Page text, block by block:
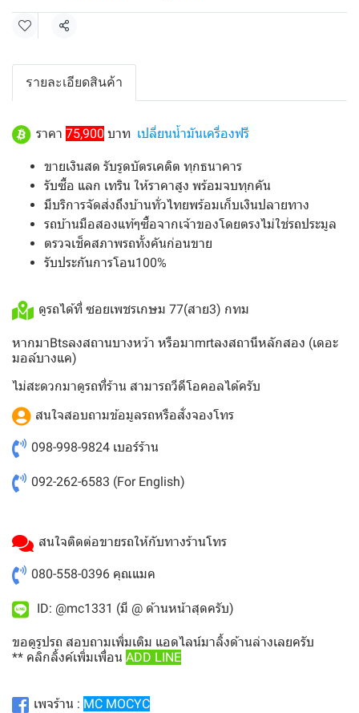
แชร์
รายละเอียดสินค้า
ราคา 75,900 บาท เปลี่ยนน้ำมันเครื่องฟรี
ขายเงินสด รับรูดบัตรเคดิต ทุกธนาคาร
รับซื้อ แลก เทริน ให้ราคาสูง พร้อมจบทุกคัน
มีบริการจัดส่งถึงบ้านทั่วไทยพร้อมเก็บเงินปลายทาง
รถบ้านมือสองแท้ๆซื้อจากเจ้าของโดยตรงไม่ใช่รถประมูล
ตรวจเช็คสภาพรถทั้งคันก่อนขาย
รับประกันการโอน100%
ดูรถได้ที่ ซอยเพชรเกษม 77(สาย3) กทม
หากมาBtsลงสถานบางหว้า หรือมาmrtลงสถานีหลักสอง (เดอะ
มอล์บางแค)
ไม่สะดวกมาดูรถที่ร้าน สามารถวีดีโอคอลได้ครับ
สนใจสอบถามข้อมูลรถหรือสั่งจองโทร
098-998-9824 เบอร์ร้าน
092-262-6583 (For English)
สนใจติดต่อขายรถให้กับทางร้านโทร
080-558-0396 คุณแมค
ID: @mc1331 (มี @ ด้านหน้าสุดครับ)
ขอดูรูปรถ สอบถามเพิ่มเติม แอดไลน์มาลิ้งด้านล่างเลยครับ
** คลิกลิ้งค์เพิ่มเพื่อน ADD LINE
เพจร้าน : MC MOCYC